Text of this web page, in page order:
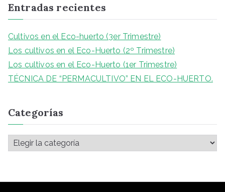
Entradas recientes
Cultivos en el Eco-huerto (3er Trimestre)
Los cultivos en el Eco-Huerto (2º Trimestre)
Los cultivos en el Eco-Huerto (1er Trimestre)
TÉCNICA DE “PERMACULTIVO” EN EL ECO-HUERTO.
Categorías